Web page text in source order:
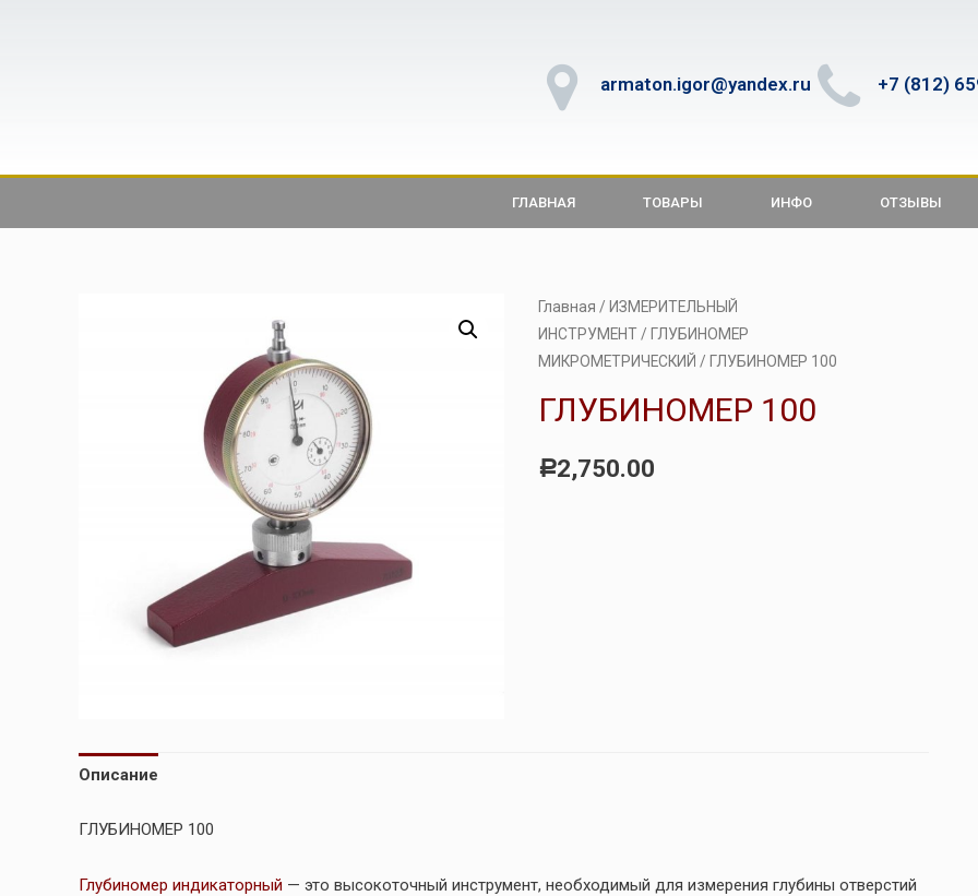
armaton.igor@yandex.ru +7 (812)
ГЛАВНАЯ ТОВАРЫ ИНФО ОТЗЫВЫ
Главная / ИЗМЕРИТЕЛЬНЫЙ
ИНСТРУМЕНТ/ ГЛУБИНОМЕР
МИКРОМЕТРИЧЕСКИЙ / ГЛУБИНОМЕР 100
ГЛУБИНОМЕР 100
Р2,750.00
Описание
ГЛУБИНОМЕР 100
Глубиномер индикаторный — это высокоточный инструмент, необходимый для измерения глубины отверстий